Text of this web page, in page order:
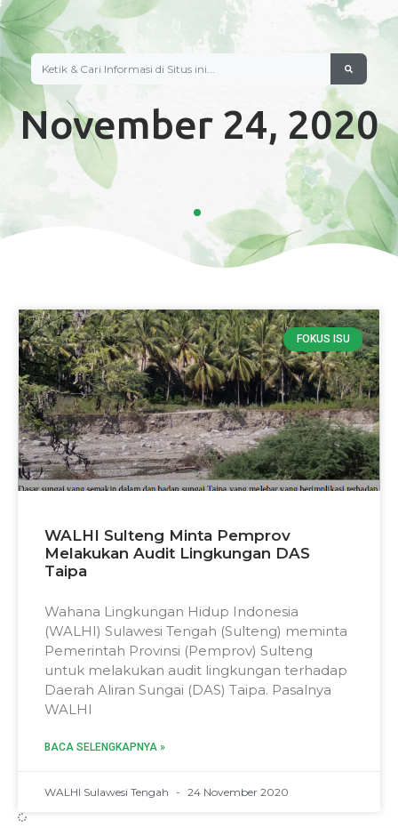
November 24, 2020
FOKUS ISU
WALHI Sulteng Minta Pemprov
Melakukan Audit Lingkungan DAS
Taipa
Wahana Lingkungan Hidup Indonesia
(WALHI) Sulawesi Tengah (Sulteng) meminta
Pemerintah Provinsi (Pemprov) Sulteng
untuk melakukan audit lingkungan terhadap
Daerah Aliran Sungai (DAS) Taipa. Pasalnya
WALHI
BACA SELENGKAPNYA »
WALHI Sulawesi Tengah 24 November 2020